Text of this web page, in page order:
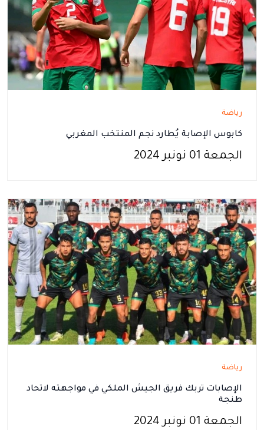
رياضة
كابوس الإصابة يُطارد نجم المنتخب المغربي
الجمعة 01 نونبر 2024
رياضة
الإصابات تربك فريق الجيش الملكي في مواجهته لاتحاد
طنجة
الجمعة 01 نونبر 2024